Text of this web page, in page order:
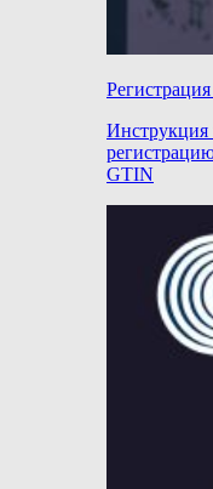
Инструкция
GTIN